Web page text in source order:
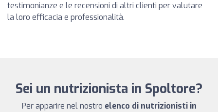
testimonianze e le recensioni di altri clienti per valutare
la loro efficacia e professionalità.
Sei un nutrizionista in Spoltore?
Per apparire nel nostro elenco di nutrizionisti in